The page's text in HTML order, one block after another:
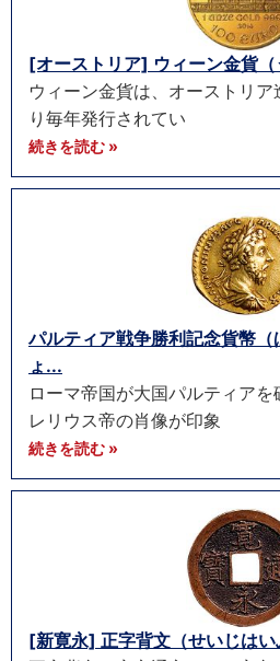
[オーストリア] ウィーン金貨
ウィーン金貨は、オーストリ
り毎年発行されてい
続きを読む »
パルティア戦争勝利記念貨幣（
ょ...
ローマ帝国が大国パルティア
レリウス帝の肖像が印象
続きを読む »
[新寛永] 正字背文（せいじは